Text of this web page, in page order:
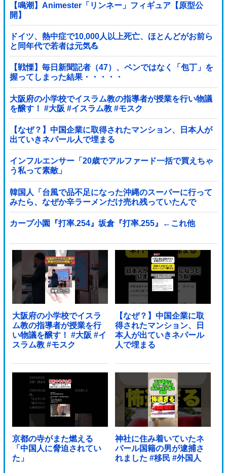
【鳴潮】Animester「リンネー」フィギュア【原型公
開】
ドイツ、熱中症で10,000人以上死亡、ほとんどがお前ら
と同年代で若者は元気💪
【戦慄】毎日新聞記者（47）、ペンではなく「包丁」を
握ってしまった結果・・・・・
大阪府の小学校でイスラム教の指導者が授業を行い物議
を醸す！ #大阪 #イスラム教 #モスク
【なぜ？】中国企業に取得されたマンション、日本人が
出ていきネパール人で埋まる
インフルエンサー「20歳でアルファード一括で買えちゃ
う私って素敵」
韓国人「台風で品不足になった沖縄のスーパーに行って
みたら、なぜか辛ラーメンだけ売れ残っていたんで
す…」
カープ小園『打率.254』坂倉『打率.255』←これ他
大阪府の小学校でイスラ
ム教の指導者が授業を行
い物議を醸す！ #大阪 #イ
スラム教 #モスク
【なぜ？】中国企業に取
得されたマンション、日
本人が出ていきネパール
人で埋まる
京都の寺がまた燃える
「中国人に脅迫されてい
た」
神社に住み着いていたネ
パール国籍の男が逮捕さ
れました #移民 #外国人